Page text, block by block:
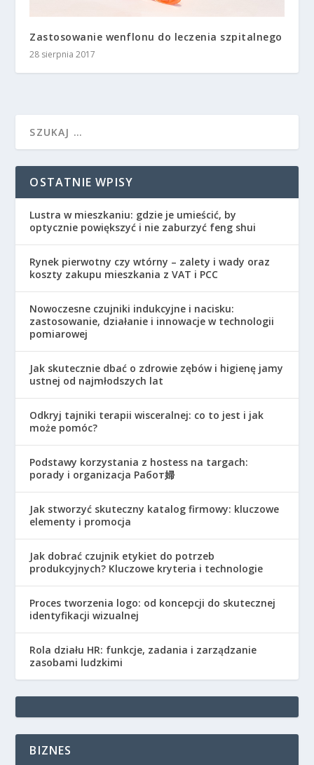
Zastosowanie wenflonu do leczenia szpitalnego
28 sierpnia 2017
OSTATNIE WPISY
Lustra w mieszkaniu: gdzie je umieścić, by
optycznie powiększyć i nie zaburzyć feng shui
Rynek pierwotny czy wtórny – zalety i wady oraz
koszty zakupu mieszkania z VAT i PCC
Nowoczesne czujniki indukcyjne i nacisku:
zastosowanie, działanie i innowacje w technologii
pomiarowej
Jak skutecznie dbać o zdrowie zębów i higienę jamy
ustnej od najmłodszych lat
Odkryj tajniki terapii wisceralnej: co to jest i jak
może pomóc?
Podstawy korzystania z hostess na targach:
porady i organizacja Работ婦
Jak stworzyć skuteczny katalog firmowy: kluczowe
elementy i promocja
Jak dobrać czujnik etykiet do potrzeb
produkcyjnych? Kluczowe kryteria i technologie
Proces tworzenia logo: od koncepcji do skutecznej
identyfikacji wizualnej
Rola działu HR: funkcje, zadania i zarządzanie
zasobami ludzkimi
BIZNES